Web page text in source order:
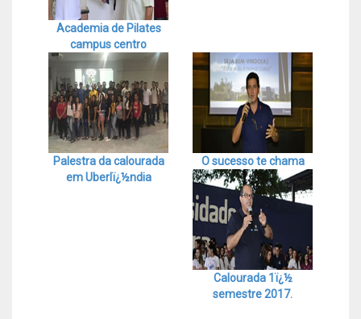
Academia de Pilates
campus centro
Palestra da calourada
em Uberlï¿½ndia
O sucesso te chama
Calourada 1ï¿½
semestre 2017.